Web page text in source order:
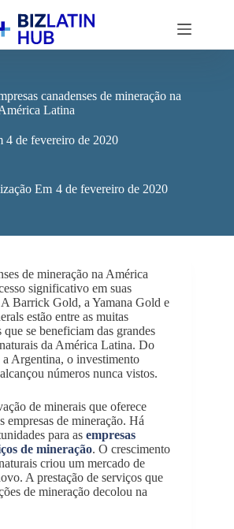
canadenses de mineração na
Latina
4 de fevereiro de 2020
Em 4 de fevereiro de 2020
de mineração na América
significativo em suas
A Barrick Gold, a Yamana Gold e
estão entre as muitas
que se beneficiam das grandes
da América Latina. Do
Argentina, o investimento
números nunca vistos.
de minerais que oferece
empresas de mineração. Há
para as empresas
de mineração. O crescimento
criou um mercado de
A prestação de serviços que
de mineração decolou na